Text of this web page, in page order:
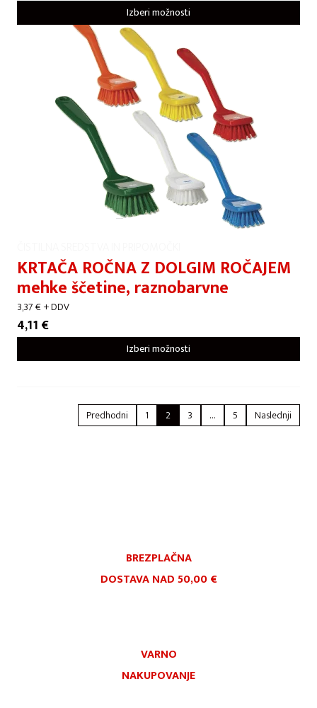
Izberi možnosti
KRTAČA ROČNA Z DOLGIM ROČAJEM
mehke ščetine, raznobarvne
3,37€+ DDV
4,11 €
Izberi možnosti
Predhodni 1 2 3 … 5 Naslednji
BREZPLAČNA
DOSTAVA NAD 50,00 €
VARNO
NAKUPOVANJE